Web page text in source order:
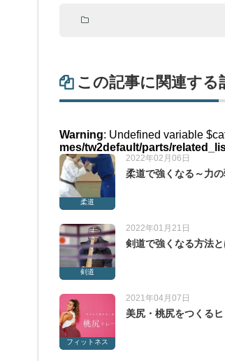
この記事に関連する
Warning: Undefined variable
mes/tw2default/parts/
柔道
2022年02月06日
柔道で強くなる～力
剣道
2022年01月21日
剣道で強くなる方法
フィットネス
2021年04月07日
美尻・桃尻をつくる